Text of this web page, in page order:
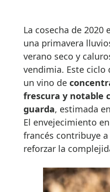
La cosecha de 2020
una primavera
verano seco y
vendimia. Este
un vino de
frescura y notable
guarda, estimada
El envejecimiento
francés contribuye
reforzar la